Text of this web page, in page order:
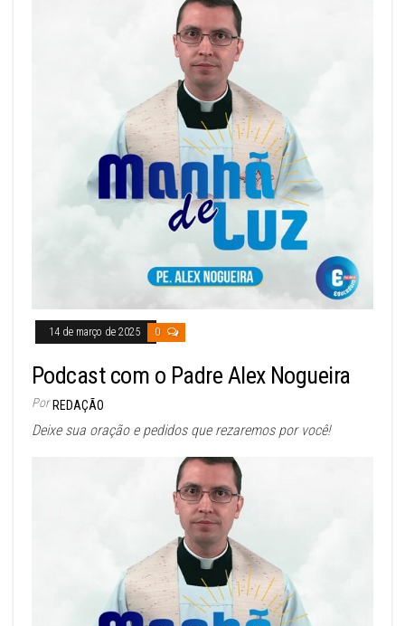
14 de março de 2025 0
Podcast com o Padre Alex Nogueira
Por REDAÇÃO
Deixe sua oração e pedidos que rezaremos por você!